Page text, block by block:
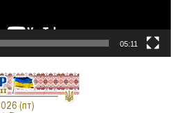
05:11